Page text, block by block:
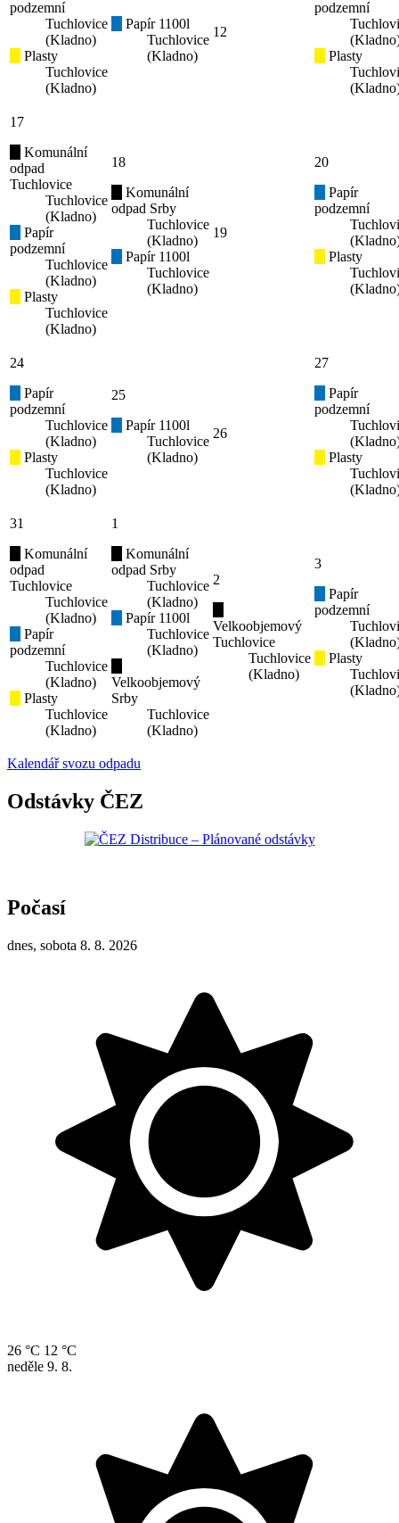
podzemní
Tuchlovice
(Kladno)
Plasty
Tuchlovice
(Kladno)
Papír 1100l
Tuchlovice
(Kladno)
12
podzemní
Plasty
17
Komunální
odpad
Tuchlovice
Tuchlovice
(Kladno)
Papír
podzemní
Tuchlovice
(Kladno)
Plasty
Tuchlovice
(Kladno)
18
Komunální
odpad Srby
Tuchlovice
(Kladno)
Papír 1100l
Tuchlovice
(Kladno)
19
20
Papír
podzemní
Plasty
24
Papír
podzemní
Tuchlovice
(Kladno)
Plasty
Tuchlovice
(Kladno)
25
Papír 1100l
Tuchlovice
(Kladno)
26
27
Papír
podzemní
Plasty
31
Komunální
odpad
Tuchlovice
Tuchlovice
(Kladno)
Papír
podzemní
Tuchlovice
(Kladno)
Plasty
Tuchlovice
(Kladno)
1
Komunální
odpad Srby
Tuchlovice
(Kladno)
Papír 1100l
Tuchlovice
(Kladno)
Velkoobjemový
Srby
Tuchlovice
(Kladno)
2
Velkoobjemový
Tuchlovice
Tuchlovice
(Kladno)
3
Papír
podzemní
Plasty
Kalendář svozu odpadu
Odstávky ČEZ
Počasí
dnes, sobota 8. 8. 2026
26 °C 12 °C
neděle 9. 8.